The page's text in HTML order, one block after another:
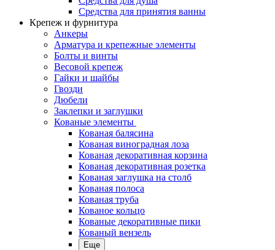
Средства для принятия ванны
Крепеж и фурнитура
Анкеры
Арматура и крепежные элементы
Болты и винты
Весовой крепеж
Гайки и шайбы
Гвозди
Дюбели
Заклепки и заглушки
Кованые элементы
Кованая балясина
Кованая виноградная лоза
Кованая декоративная корзина
Кованая декоративная розетка
Кованая заглушка на столб
Кованая полоса
Кованая труба
Кованое кольцо
Кованые декоративные пики
Кованый вензель
Еще